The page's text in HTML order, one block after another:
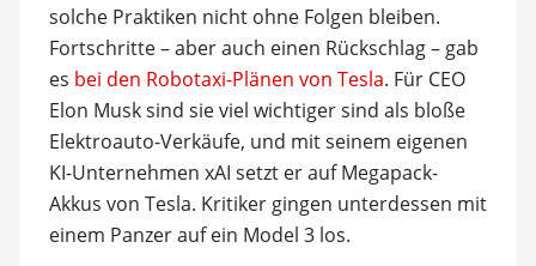
solche Praktiken nicht ohne Folgen bleiben.
Fortschritte – aber auch einen Rückschlag – gab
es bei den Robotaxi-Plänen von Tesla. Für CEO
Elon Musk sind sie viel wichtiger sind als bloße
Elektroauto-Verkäufe, und mit seinem eigenen
KI-Unternehmen xAI setzt er auf Megapack-
Akkus von Tesla. Kritiker gingen unterdessen mit
einem Panzer auf ein Model 3 los.